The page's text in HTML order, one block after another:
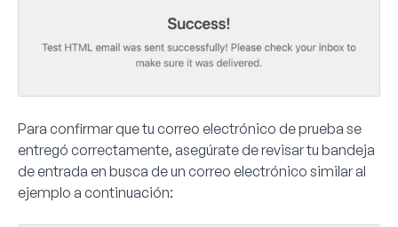
Para confirmar que tu correo electrónico de prueba se
entregó correctamente, asegúrate de revisar tu bandeja
de entrada en busca de un correo electrónico similar al
ejemplo a continuación: